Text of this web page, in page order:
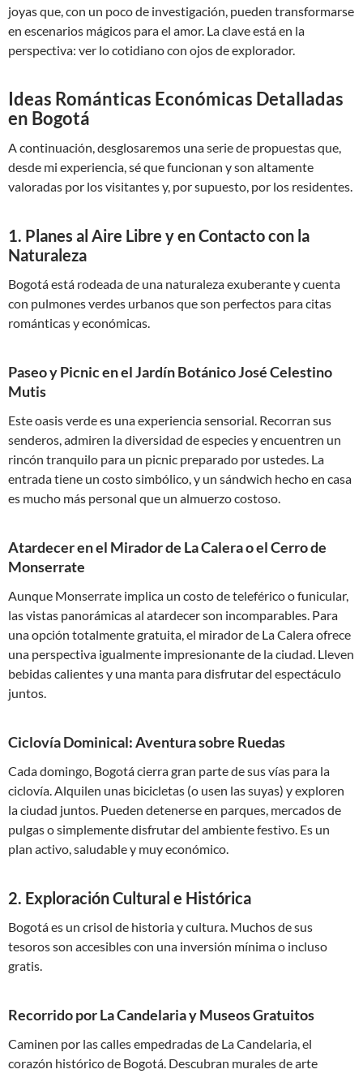
joyas que, con un poco de investigación, pueden transformarse
en escenarios mágicos para el amor. La clave está en la
perspectiva: ver lo cotidiano con ojos de explorador.
Ideas Románticas Económicas Detalladas
en Bogotá
A continuación, desglosaremos una serie de propuestas que,
desde mi experiencia, sé que funcionan y son altamente
valoradas por los visitantes y, por supuesto, por los residentes.
1. Planes al Aire Libre y en Contacto con la
Naturaleza
Bogotá está rodeada de una naturaleza exuberante y cuenta
con pulmones verdes urbanos que son perfectos para citas
románticas y económicas.
Paseo y Picnic en el Jardín Botánico José Celestino
Mutis
Este oasis verde es una experiencia sensorial. Recorran sus
senderos, admiren la diversidad de especies y encuentren un
rincón tranquilo para un picnic preparado por ustedes. La
entrada tiene un costo simbólico, y un sándwich hecho en casa
es mucho más personal que un almuerzo costoso.
Atardecer en el Mirador de La Calera o el Cerro de
Monserrate
Aunque Monserrate implica un costo de teleférico o funicular,
las vistas panorámicas al atardecer son incomparables. Para
una opción totalmente gratuita, el mirador de La Calera ofrece
una perspectiva igualmente impresionante de la ciudad. Lleven
bebidas calientes y una manta para disfrutar del espectáculo
juntos.
Ciclovía Dominical: Aventura sobre Ruedas
Cada domingo, Bogotá cierra gran parte de sus vías para la
ciclovía. Alquilen unas bicicletas (o usen las suyas) y exploren
la ciudad juntos. Pueden detenerse en parques, mercados de
pulgas o simplemente disfrutar del ambiente festivo. Es un
plan activo, saludable y muy económico.
2. Exploración Cultural e Histórica
Bogotá es un crisol de historia y cultura. Muchos de sus
tesoros son accesibles con una inversión mínima o incluso
gratis.
Recorrido por La Candelaria y Museos Gratuitos
Caminen por las calles empedradas de La Candelaria, el
corazón histórico de Bogotá. Descubran murales de arte